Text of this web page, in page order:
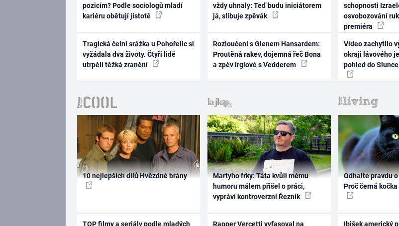
pozicím? Podle sociologů mladí
kariéru obětují jistotě
Tragická čelní srážka u Pohořelic si
vyžádala dva životy. Čtyři lidé
utrpěli těžká zranění
vždy uhnaly: Teď budu iniciátorem
já, slibuje zpěvák
Rozloučení s Glenem Hansardem:
Proutěná rakev, dojemná řeč Bona
a zpěv Irglové s Vedderem
schopnosti
osvobozování
premiéra
Video zachytilo
okraji lávového
pohled do
10 nejlepších dílů Hvězdné brány
TOP filmy a seriály podle mladých
Martyho frky: Táta kvůli mému
humoru málem přišel o práci,
vypráví kontroverzní Řezník
Rapper Vercetti vyfasoval na
Odhalte pravdu
Proč černá
Ibišek americký